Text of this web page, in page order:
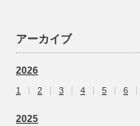
アーカイブ
2026
1 2 3 4 5 6
2025